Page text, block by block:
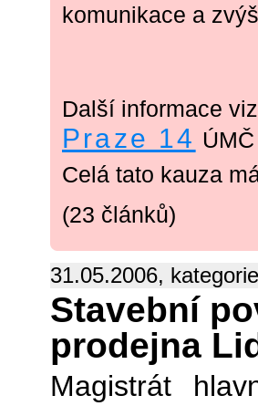
komunikace a
Další informace
Praze 14
Celá tato kauza
(23 článků)
31.05.2006,
Stavební
prodejna
Magistrát